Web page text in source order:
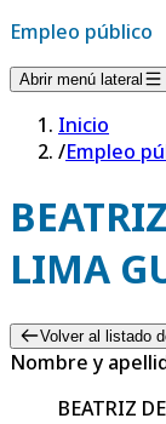
Empleo público
Abrir menú lateral
Inicio
/Empleo
LIMA
Volver al listado
Nombre y
BEATRIZ